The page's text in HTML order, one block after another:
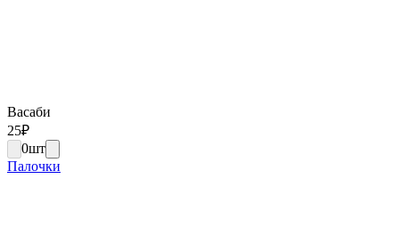
Васаби
25₽
0шт
Палочки